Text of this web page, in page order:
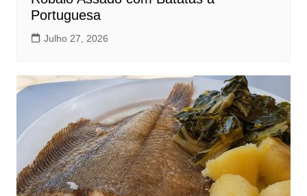
Portuguesa
Julho 27, 2026